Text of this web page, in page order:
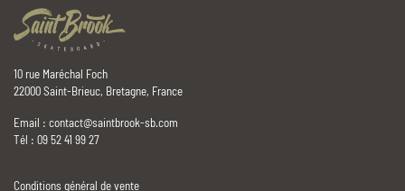
10 rue Maréchal Foch
22000 Saint-Brieuc, Bretagne, France
Email : contact@saintbrook-sb.com
Tél : 09 52 41 99 27
Conditions général de vente